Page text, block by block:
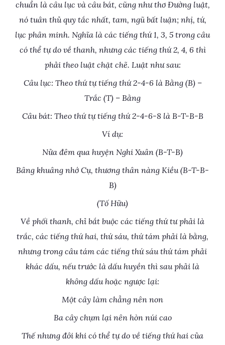
chuẩn là câu lục và câu bát, cũng như thơ Đường luật,
nó tuân thủ quy tắc nhất, tam, ngũ bất luận; nhị, tứ,
lục phân minh. Nghĩa là các tiếng thứ 1, 3, 5 trong câu
có thể tự do về thanh, nhưng các tiếng thứ 2, 4, 6 thì
phải theo luật chặt chẽ. Luật như sau:
Câu lục: Theo thứ tự tiếng thứ 2-4-6 là Bằng (B) –
Trắc (T) – Bằng
Câu bát: Theo thứ tự tiếng thứ 2-4-6-8 là B-T-B-B
Ví dụ:
Nửa đêm qua huyện Nghi Xuân (B-T-B)
Bâng khuâng nhớ Cụ, thương thân nàng Kiều (B-T-B-
B)
(Tố Hữu)
Về phối thanh, chỉ bắt buộc các tiếng thứ tư phải là
trắc, các tiếng thứ hai, thứ sáu, thứ tám phải là bằng,
nhưng trong câu tám các tiếng thứ sáu thứ tám phải
khác dấu, nếu trước là dấu huyền thì sau phải là
không dấu hoặc ngược lại:
Một cây làm chẳng nên non
Ba cây chụm lại nên hòn núi cao
Thế nhưng đôi khi có thể tự do về tiếng thứ hai của